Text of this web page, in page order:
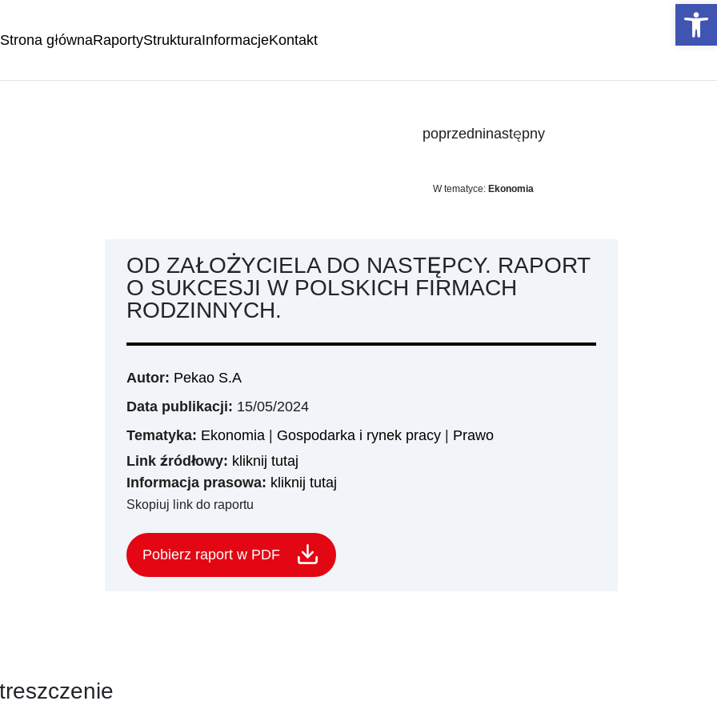
Strona głównaRaportyStrukturaInformacjeKontakt
poprzedninastępny
W tematyce: Ekonomia
OD ZAŁOŻYCIELA DO NASTĘPCY. RAPORT
O SUKCESJI W POLSKICH FIRMACH
RODZINNYCH.
Autor: Pekao S.A
Data publikacji: 15/05/2024
Tematyka: Ekonomia| Gospodarka i rynek pracy| Prawo
Link źródłowy: kliknij tutaj
Informacja prasowa: kliknij tutaj
Skopiuj link do raportu
Pobierz raport w PDF